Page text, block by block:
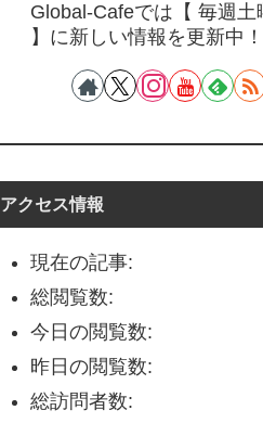
Global-Cafeでは【 毎週土
】に新しい情報を更新中！
アクセス情報
現在の記事:
総閲覧数:
今日の閲覧数:
昨日の閲覧数:
総訪問者数: